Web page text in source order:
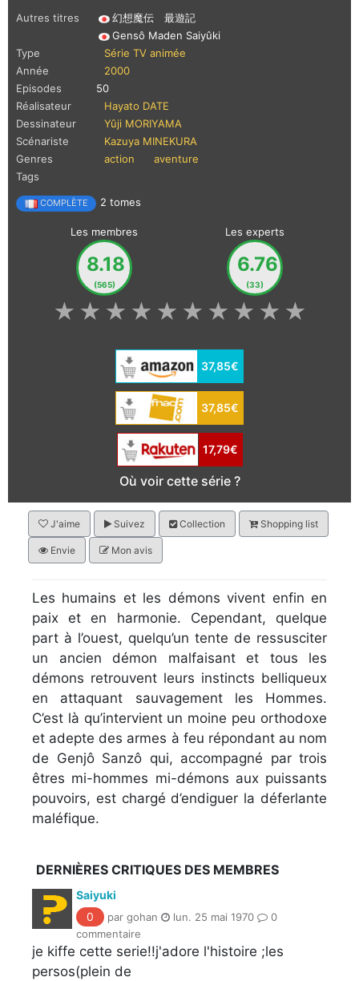
Autres titres
幻想魔伝 最遊記
Gensô Maden Saiyûki
Type
Série TV animée
Année
2000
Episodes
50
Réalisateur
Hayato DATE
Dessinateur
Yûji MORIYAMA
Scénariste
Kazuya MINEKURA
Genres
action
aventure
Tags
COMPLÈTE 2 tomes
Les membres
8.18
(565)
Les experts
6.76
(33)
★
★
★
★
★
★
★
★
★
★
37,85€
37,85€
17,79€
Où voir cette série ?
J'aime Suivez Collection Shopping list
Envie Mon avis
Les humains et les démons vivent enfin en
paix et en harmonie. Cependant, quelque
part à l’ouest, quelqu’un tente de ressusciter
un ancien démon malfaisant et tous les
démons retrouvent leurs instincts belliqueux
en attaquant sauvagement les Hommes.
C’est là qu’intervient un moine peu orthodoxe
et adepte des armes à feu répondant au nom
de Genjô Sanzô qui, accompagné par trois
êtres mi-hommes mi-démons aux puissants
pouvoirs, est chargé d’endiguer la déferlante
maléfique.
DERNIÈRES CRITIQUES DES MEMBRES
Saiyuki
0
par gohan lun. 25 mai 1970
0
commentaire
je kiffe cette serie!!j'adore l'histoire ;les
persos(plein de